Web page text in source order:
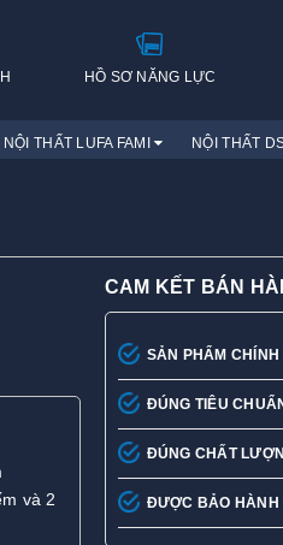
HỒ SƠ NĂNG LỰC
NỘI THẤT LUFA FAMI NỘI THẤT
và 2
CAM KẾT BÁN
SẢN PHẨM CHÍNH
ĐÚNG TIÊU
ĐÚNG CHẤT
ĐƯỢC BẢO HÀNH